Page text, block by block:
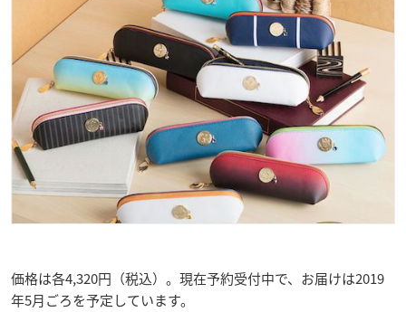
価格は各4,320円（税込）。現在予約受付中で、お届けは2019
年5月ごろを予定しています。